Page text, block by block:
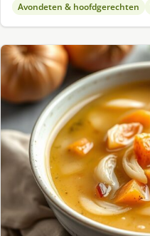
Avondeten & hoofdgerechten